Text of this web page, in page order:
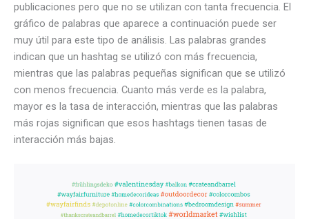
publicaciones pero que no se utilizan con tanta frecuencia. El
gráfico de palabras que aparece a continuación puede ser
muy útil para este tipo de análisis. Las palabras grandes
indican que un hashtag se utilizó con más frecuencia,
mientras que las palabras pequeñas significan que se utilizó
con menos frecuencia. Cuanto más verde es la palabra,
mayor es la tasa de interacción, mientras que las palabras
más rojas significan que esos hashtags tienen tasas de
interacción más bajas.